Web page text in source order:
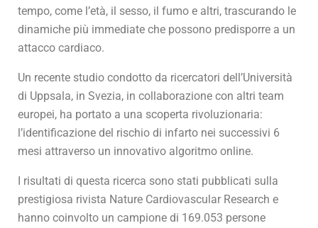
tempo, come l’età, il sesso, il fumo e altri, trascurando le
dinamiche più immediate che possono predisporre a un
attacco cardiaco.
Un recente studio condotto da ricercatori dell’Università
di Uppsala, in Svezia, in collaborazione con altri team
europei, ha portato a una scoperta rivoluzionaria:
l’identificazione del rischio di infarto nei successivi 6
mesi attraverso un innovativo algoritmo online.
I risultati di questa ricerca sono stati pubblicati sulla
prestigiosa rivista Nature Cardiovascular Research e
hanno coinvolto un campione di 169.053 persone